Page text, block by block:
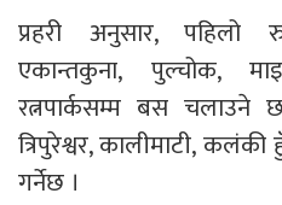
प्रहरी अनुसार,
एकान्तकुना, पुल्चोक,
रत्नपार्कसम्म बस चलाउने
त्रिपुरेश्वर, कालीमाटी, कलंकी
गर्नेछ ।